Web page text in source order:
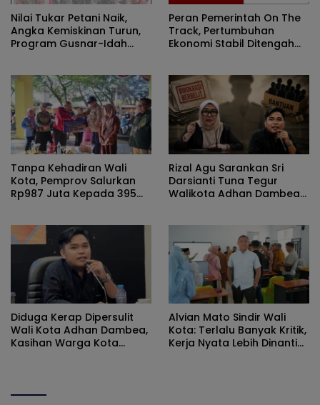
Nilai Tukar Petani Naik,
Angka Kemiskinan Turun,
Program Gusnar-Idah
Peran Pemerintah On The
Track, Pertumbuhan
Ekonomi Stabil Ditengah
Tanpa Kehadiran Wali
Kota, Pemprov Salurkan
Rp987 Juta Kepada 395
Rizal Agu Sarankan Sri
Darsianti Tuna Tegur
Walikota Adhan Dambea
Diduga Kerap Dipersulit
Wali Kota Adhan Dambea,
Kasihan Warga Kota
Alvian Mato Sindir Wali
Kota: Terlalu Banyak Kritik,
Kerja Nyata Lebih Dinanti